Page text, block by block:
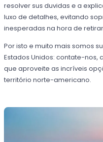
resolver sus duvidas e a
luxo de detalhes, evitando
inesperadas na hora de
Por isto e muito mais somos
Estados Unidos: contate-nos,
que aproveite as incríveis
território norte-americano.